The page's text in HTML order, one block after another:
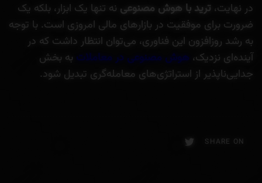
در نهایت، ترید با هوش مصنوعی نه تنها یک ابزار، بلکه یک
ضرورت برای موفقیت در بازارهای مالی امروزی است. با توجه
به رشد روزافزون این فناوری، می‌توان انتظار داشت که در
آینده‌ای نزدیک، هوش مصنوعی در معاملات به بخش
جدایی‌ناپذیر از استراتژی‌های معامله‌گری تبدیل شود.
SHARE ON